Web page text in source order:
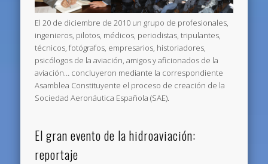
El 20 de diciembre de 2010 un grupo de profesionales,
ingenieros, pilotos, médicos, periodistas, tripulantes,
técnicos, fotógrafos, empresarios, historiadores,
psicólogos de la aviación, amigos y aficionados de la
aviación… concluyeron mediante la correspondiente
Asamblea Constituyente el proceso de creación de la
Sociedad Aeronáutica Española (SAE).
El gran evento de la hidroaviación:
reportaje